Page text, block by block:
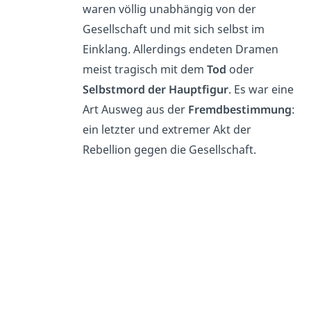
waren völlig unabhängig von der
Gesellschaft und mit sich selbst im
Einklang. Allerdings endeten Dramen
meist tragisch mit demTod oder
Selbstmord der Hauptfigur. Es war eine
Art Ausweg aus der Fremdbestimmung:
ein letzter und extremer Akt der
Rebellion gegen die Gesellschaft.